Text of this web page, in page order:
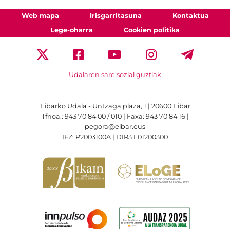
Web mapa Irisgarritasuna
Kontaktua
Lege-oharra
Cookien politika
Udalaren sare sozial guztiak
Eibarko Udala - Untzaga plaza, 1 | 20600 Eibar
Tfnoa.: 943 70 84 00 / 010 | Faxa: 943 70 84 16 |
pegora@eibar.eus
IFZ: P2003100A | DIR3 L01200300